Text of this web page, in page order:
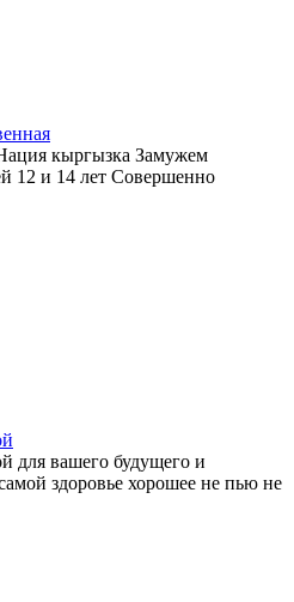
кыргызка Замужем
12 и 14 лет Совершенно
для вашего будущего и
здоровье хорошее не пью не